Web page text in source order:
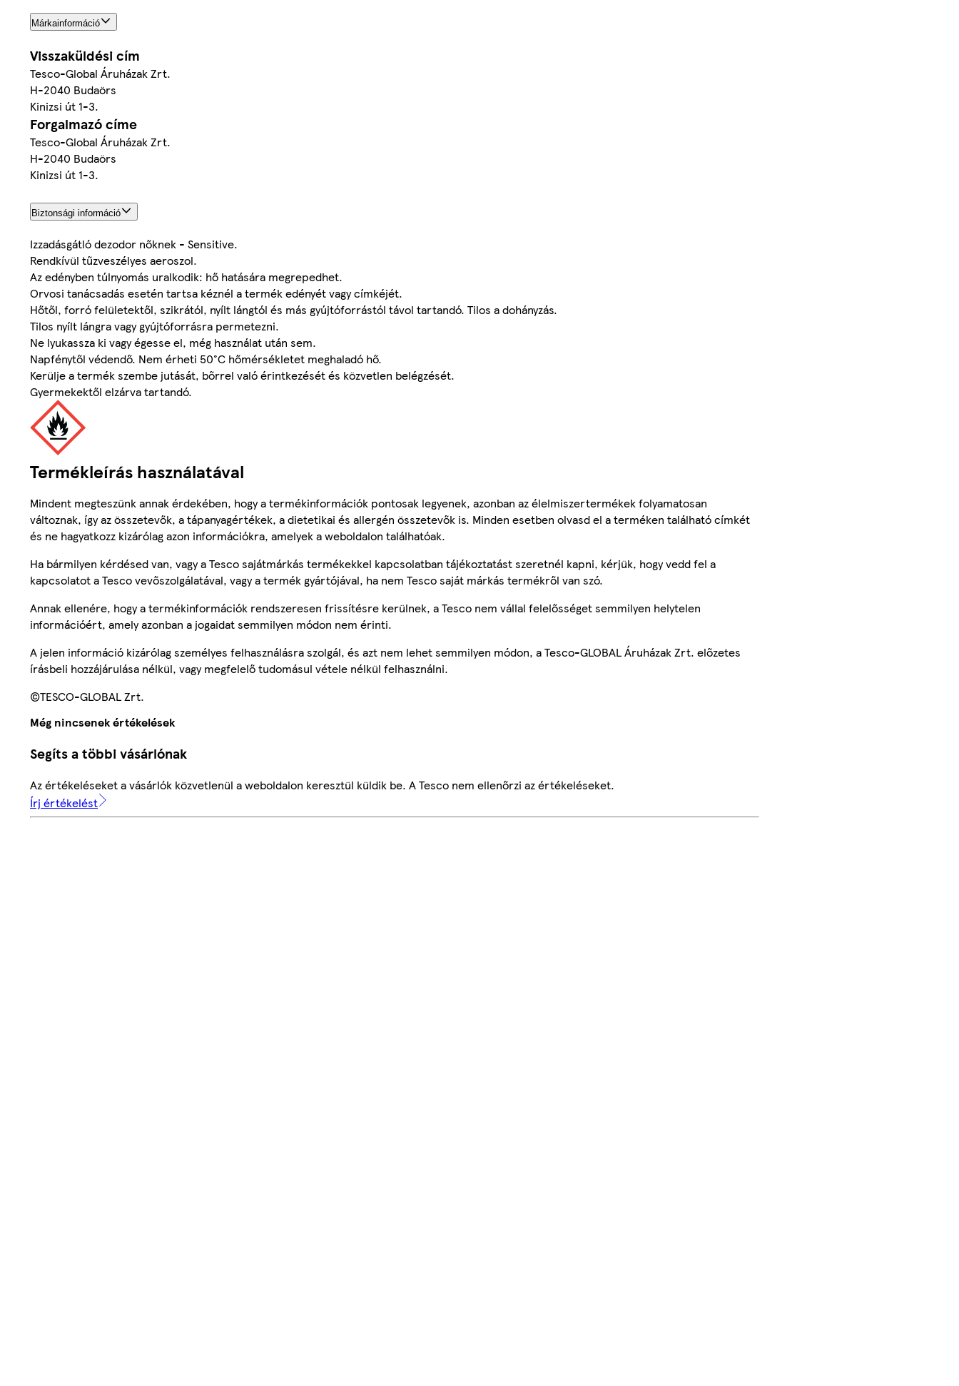
Márkainformáció
Visszaküldési cím
Tesco-Global Áruházak Zrt.
H-2040 Budaörs
Kinizsi út 1-3.
Forgalmazó címe
Tesco-Global Áruházak Zrt.
H-2040 Budaörs
Kinizsi út 1-3.
Biztonsági információ
Izzadásgátló dezodor nőknek - Sensitive.
Rendkívül tűzveszélyes aeroszol.
Az edényben túlnyomás uralkodik: hő hatására megrepedhet.
Orvosi tanácsadás esetén tartsa kéznél a termék edényét vagy címkéjét.
Hőtől, forró felületektől, szikrától, nyílt lángtól és más gyújtóforrástól távol tartandó. Tilos a dohányzás.
Tilos nyílt lángra vagy gyújtóforrásra permetezni.
Ne lyukassza ki vagy égesse el, még használat után sem.
Napfénytől védendő. Nem érheti 50°C hőmérsékletet meghaladó hő.
Kerülje a termék szembe jutását, bőrrel való érintkezését és közvetlen belégzését.
Gyermekektől elzárva tartandó.
Termékleírás használatával
Mindent megteszünk annak érdekében, hogy a termékinformációk pontosak legyenek, azonban az élelmiszertermékek folyamatosan
változnak, így az összetevők, a tápanyagértékek, a dietetikai és allergén összetevők is. Minden esetben olvasd el a terméken található címkét
és ne hagyatkozz kizárólag azon információkra, amelyek a weboldalon találhatóak.
Ha bármilyen kérdésed van, vagy a Tesco sajátmárkás termékekkel kapcsolatban tájékoztatást szeretnél kapni, kérjük, hogy vedd fel a
kapcsolatot a Tesco vevőszolgálatával, vagy a termék gyártójával, ha nem Tesco saját márkás termékről van szó.
Annak ellenére, hogy a termékinformációk rendszeresen frissítésre kerülnek, a Tesco nem vállal felelősséget semmilyen helytelen
információért, amely azonban a jogaidat semmilyen módon nem érinti.
A jelen információ kizárólag személyes felhasználásra szolgál, és azt nem lehet semmilyen módon, a Tesco-GLOBAL Áruházak Zrt. előzetes
írásbeli hozzájárulása nélkül, vagy megfelelő tudomásul vétele nélkül felhasználni.
©TESCO-GLOBAL Zrt.
Még nincsenek értékelések
Segíts a többi vásárlónak
Az értékeléseket a vásárlók közvetlenül a weboldalon keresztül küldik be. A Tesco nem ellenőrzi az értékeléseket.
Írj értékelést